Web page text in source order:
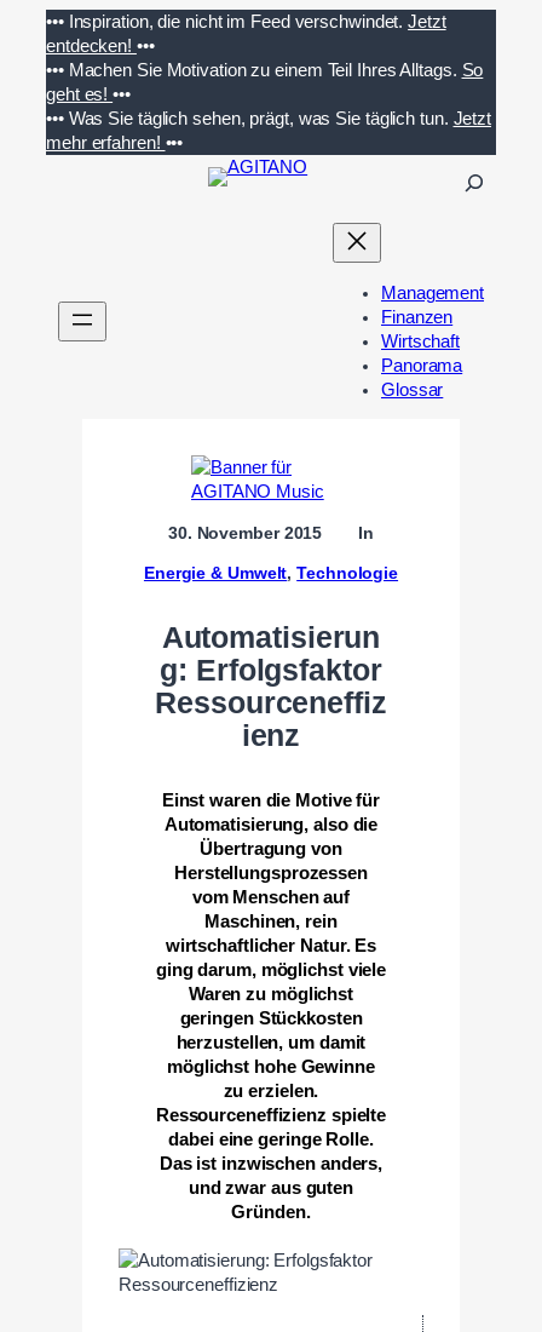
Inhalt
springen
••• Inspiration, die nicht im Feed verschwindet. Jetzt
entdecken! •••
••• Machen Sie Motivation zu einem Teil Ihres Alltags. So
geht es!•••
••• Was Sie täglich sehen, prägt, was Sie täglich tun. Jetzt
mehr erfahren! •••
n
Management
Finanzen
Wirtschaft
Panorama
Glossar
30. November 2015 In
Energie & Umwelt, Technologie
Automatisierun
g: Erfolgsfaktor
Ressourceneffiz
ienz
Einst waren die Motive für
Automatisierung, also die
Übertragung von
Herstellungsprozessen
vom Menschen auf
Maschinen, rein
wirtschaftlicher Natur. Es
ging darum, möglichst viele
Waren zu möglichst
geringen Stückkosten
herzustellen, um damit
möglichst hohe Gewinne
zu erzielen.
Ressourceneffizienz spielte
dabei eine geringe Rolle.
Das ist inzwischen anders,
und zwar aus guten
Gründen.